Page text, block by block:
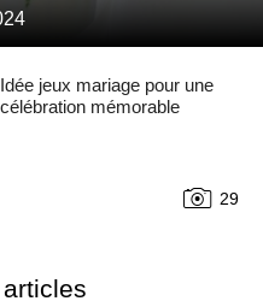
Idée jeux mariage pour une
célébration mémorable
29